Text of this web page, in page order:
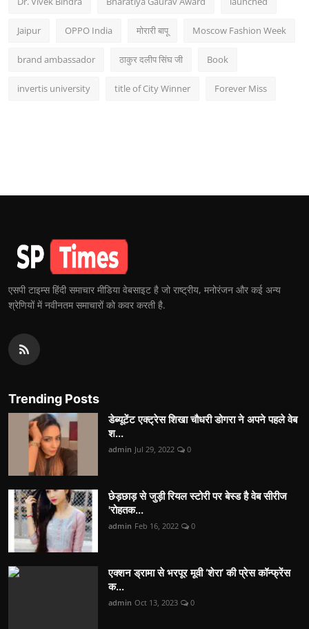
Jaipur OPPO India मोरारी बापू Moscow Fashion Week
brand ambassador ठाकुर दलीप सिंघ जी Book
invertis university title of City Winner Forever Miss
एसपी टाइम्स हिंदी समाचार मीडिया वेबसाइट है जो राष्ट्रीय, मनोरंजन और कई अन्य
श्रेणियों में नवीनतम समाचारों को कवर करती है.
Trending Posts
डेब्यूटेंट एक्ट्रेस शिखा चौधरी डोगरा ने अपने पहले वेब
श...
admin Jul 29, 2022 0
छेड़छाड़ से जुड़ी रियल स्टोरी पर बेस्ड है वेब सीरीज
'रोहतक...
admin Feb 16, 2022 0
एक्शन ड्रामा से भरपूर मूवी ‘शेरा’ की प्रेस कॉन्फ्रेंस
क...
admin Oct 13, 2023 0